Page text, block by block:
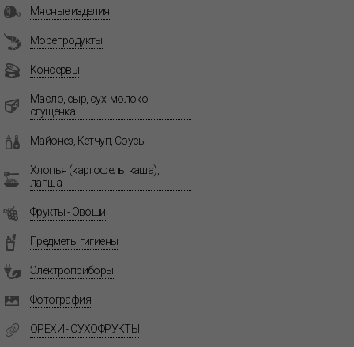
Мясные изделия
Морепродукты
Консервы
Масло, сыр, сух. молоко,
сгущенка
Майонез, Кетчуп, Соусы
Хлопья (картофель, каша),
лапша
Фрукты - Овощи
Предметы гигиены
Электроприборы
Фотография
ОРЕХИ - СУХОФРУКТЫ